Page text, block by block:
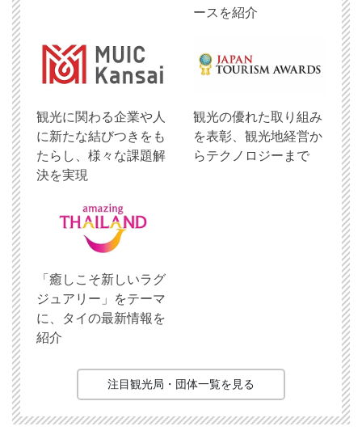
ースを紹介
観光に関わる企業や人
に新たな結びつきをも
たらし、様々な課題解
決を実現
観光の優れた取り組み
を表彰、観光地経営か
らテクノロジーまで
「癒しこそ新しいラグ
ジュアリー」をテーマ
に、タイの最新情報を
紹介
注目観光局・団体一覧を見る